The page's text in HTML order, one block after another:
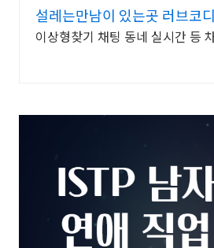
설레는만남이 있는곳 러브코디
이상형찾기 채팅 동네 실시간 등